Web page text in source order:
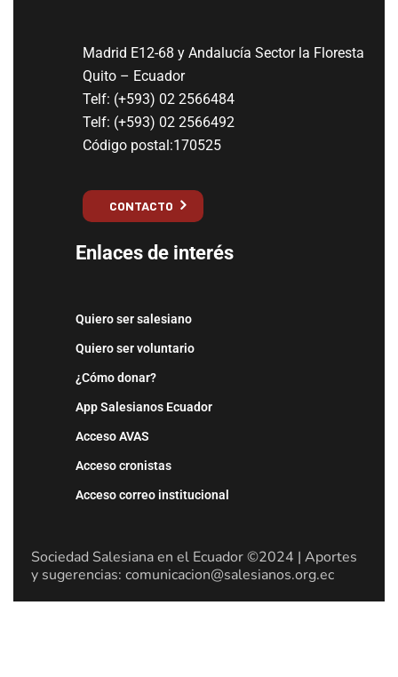
Madrid E12-68 y Andalucía Sector la Floresta
Quito – Ecuador
Telf: (+593) 02 2566484
Telf: (+593) 02 2566492
Código postal:170525
CONTACTO
Enlaces de interés
Quiero ser salesiano
Quiero ser voluntario
¿Cómo donar?
App Salesianos Ecuador
Acceso AVAS
Acceso cronistas
Acceso correo institucional
Sociedad Salesiana en el Ecuador ©2024 | Aportes
y sugerencias: comunicacion@salesianos.org.ec